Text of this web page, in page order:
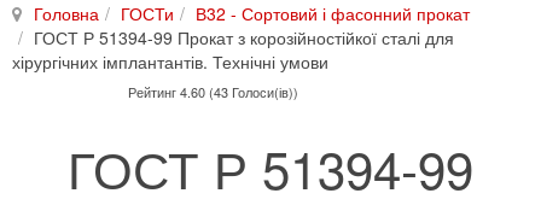
Головна ГОСТи
В32 - Сортовий і фасонний прокат
ГОСТ Р 51394-99 Прокат з корозійностійкої сталі для
хірургічних імплантантів. Технічні умови
Рейтинг 4.60 (43 Голоси(ів))
ГОСТ Р 51394-99